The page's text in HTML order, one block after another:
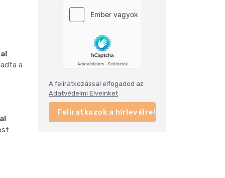
a
A feliratkozással elfogadod az
Adatvédelmi Elveinket
Feliratkozok a hírlevélre!